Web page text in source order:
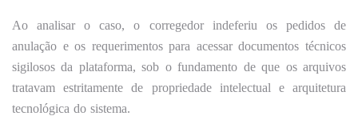
Ao analisar o caso, o corregedor indeferiu os pedidos de
anulação e os requerimentos para acessar documentos técnicos
sigilosos da plataforma, sob o fundamento de que os arquivos
tratavam estritamente de propriedade intelectual e arquitetura
tecnológica do sistema.